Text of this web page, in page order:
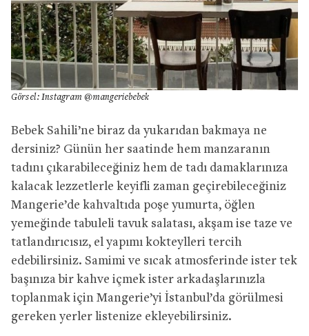
Görsel: Instagram @mangeriebebek
Bebek Sahili’ne biraz da yukarıdan bakmaya ne
dersiniz? Günün her saatinde hem manzaranın
tadını çıkarabileceğiniz hem de tadı damaklarınıza
kalacak lezzetlerle keyifli zaman geçirebileceğiniz
Mangerie’de kahvaltıda poşe yumurta, öğlen
yemeğinde tabuleli tavuk salatası, akşam ise taze ve
tatlandırıcısız, el yapımı kokteylleri tercih
edebilirsiniz. Samimi ve sıcak atmosferinde ister tek
başınıza bir kahve içmek ister arkadaşlarınızla
toplanmak için Mangerie’yi İstanbul’da görülmesi
gereken yerler listenize ekleyebilirsiniz.